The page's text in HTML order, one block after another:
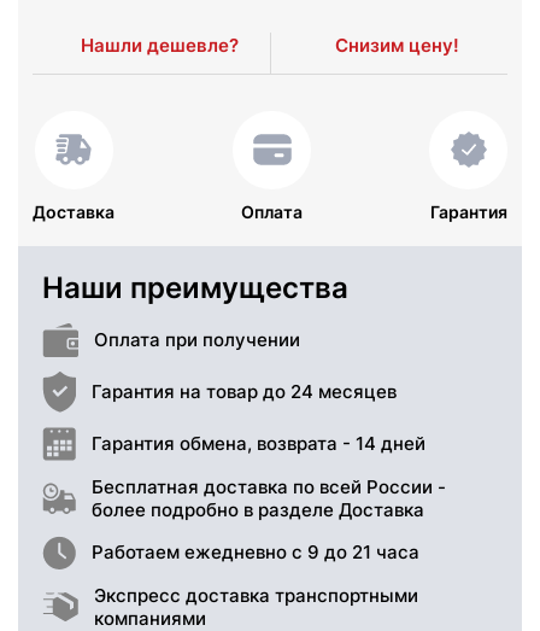
Нашли дешевле? Снизим цену!
Доставка Оплата Гарантия
Наши преимущества
Оплата при получении
Гарантия на товар до 24 месяцев
Гарантия обмена, возврата - 14 дней
Бесплатная доставка по всей России -
более подробно в разделе Доставка
Работаем ежедневно с 9 до 21 часа
Экспресс доставка транспортными
компаниями